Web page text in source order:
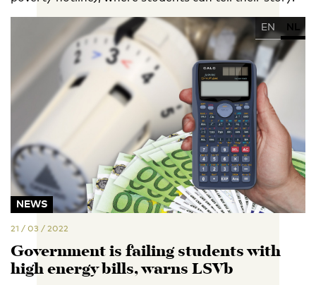
EN NL
NEWS
21 / 03 / 2022
Government is failing students with
high energy bills, warns LSVb